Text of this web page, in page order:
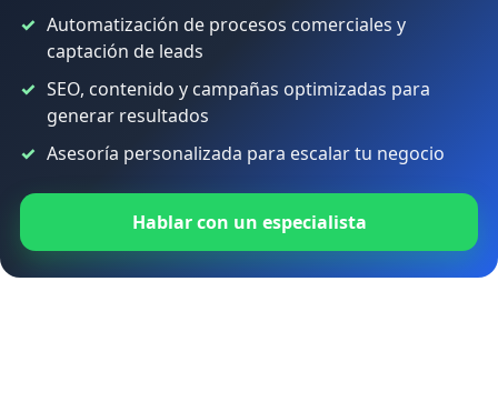
Automatización de procesos comerciales y
captación de leads
SEO, contenido y campañas optimizadas para
generar resultados
Asesoría personalizada para escalar tu negocio
Hablar con un especialista